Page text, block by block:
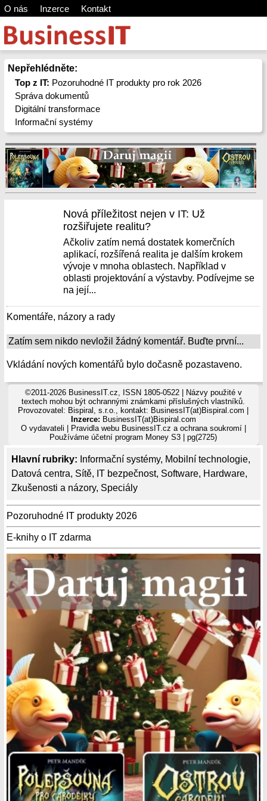
O nás Inzerce Kontakt
Nepřehlédněte:
Top z IT: Pozoruhodné IT produkty pro rok 2026
Správa dokumentů
Digitální transformace
Informační systémy
Hlavní rubriky: Informační systémy, Mobilní technologie,
Datová centra, Sítě, IT bezpečnost, Software, Hardware,
Zkušenosti a názory, Speciály
Pozoruhodné IT produkty 2026
E-knihy o IT zdarma
Nová příležitost nejen v IT: Už
rozšiřujete realitu?
Ačkoliv zatím nemá dostatek komerčních
aplikací, rozšířená realita je dalším krokem
vývoje v mnoha oblastech. Například v
oblasti projektování a výstavby. Podívejme se
na její...
Komentáře, názory a rady
Zatím sem nikdo nevložil žádný komentář. Buďte první...
Vkládání nových komentářů bylo dočasně pozastaveno.
©2011-2026 BusinessIT.cz, ISSN 1805-0522 | Názvy použité v
textech mohou být ochrannými známkami příslušných vlastníků.
Provozovatel: Bispiral, s.r.o., kontakt: BusinessIT(at)Bispiral.com |
Inzerce: BusinessIT(at)Bispiral.com
O vydavateli
Pravidla webu BusinessIT.cz a ochrana soukromí|
Používámeúčetní program Money S3 | pg(2725)